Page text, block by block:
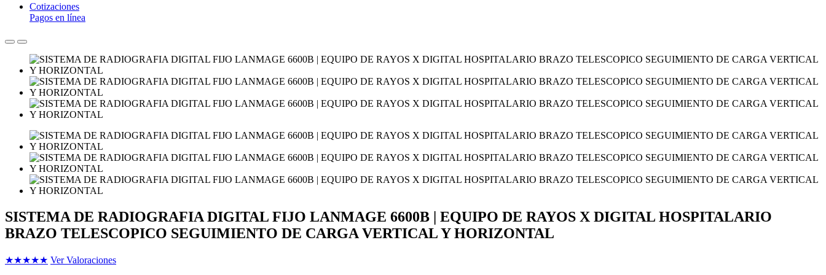
Cotizaciones
Pagos en línea
SISTEMA DE RADIOGRAFIA DIGITAL FIJO LANMAGE 6600B | EQUIPO DE RAYOS X DIGITAL HOSPITALARIO
BRAZO TELESCOPICO SEGUIMIENTO DE CARGA VERTICAL Y HORIZONTAL
★★★★★ Ver Valoraciones